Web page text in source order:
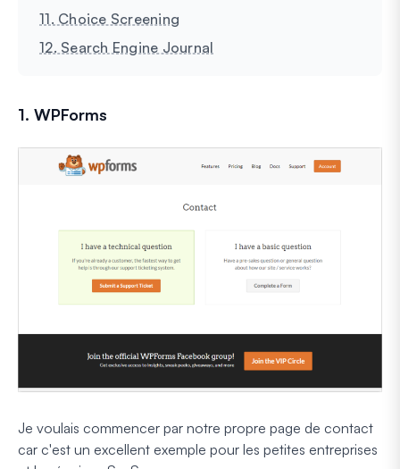
11. Choice Screening
12. Search Engine Journal
1. WPForms
Je voulais commencer par notre propre page de contact
car c'est un excellent exemple pour les petites entreprises